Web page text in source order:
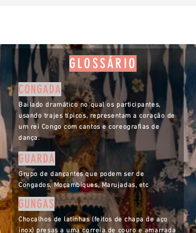
CONGADA
Bailado dramático no qual os participantes,
usando trajes típicos, representam a coração de
um rei Congo com cantos e coreografias de
dança.
GUARDA
Grupo de dançantes que podem ser de
Congados, Moçambiques, Marujadas, etc
GUNGAS
Chocalhos de latinhas (feitos de chapa de aço
inox) presas a uma correia de couro e amarrada
GLOSSÁRIO